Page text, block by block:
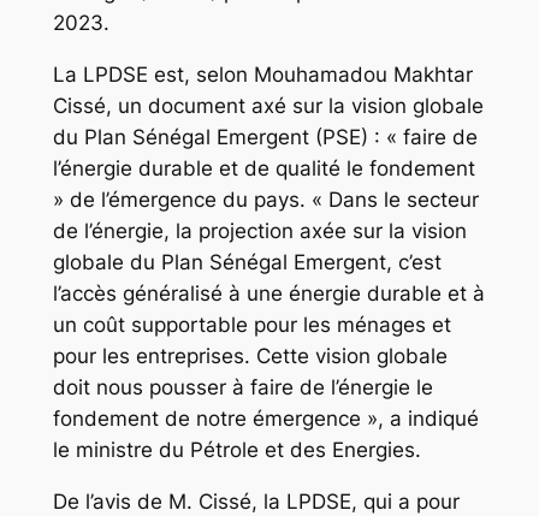
2023.
La LPDSE est, selon Mouhamadou Makhtar
Cissé, un document axé sur la vision globale
du Plan Sénégal Emergent (PSE) : « faire de
l’énergie durable et de qualité le fondement
» de l’émergence du pays. « Dans le secteur
de l’énergie, la projection axée sur la vision
globale du Plan Sénégal Emergent, c’est
l’accès généralisé à une énergie durable et à
un coût supportable pour les ménages et
pour les entreprises. Cette vision globale
doit nous pousser à faire de l’énergie le
fondement de notre émergence », a indiqué
le ministre du Pétrole et des Energies.
De l’avis de M. Cissé, la LPDSE, qui a pour